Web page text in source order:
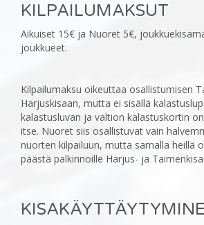
KILPAILUMAKSUT
‎Aikuiset 15€ ja Nuoret 5€,
joukkueet.
Kilpailumaksu oikeuttaa osallistumisen
Harjuskisaan, mutta ei sisällä
‎kalastusluvan ja valtion kalastuskortin
itse. Nuoret siis osallistuvat vain
nuorten kilpailuun, mutta samalla heillä
päästä palkinnoille Harjus- ja